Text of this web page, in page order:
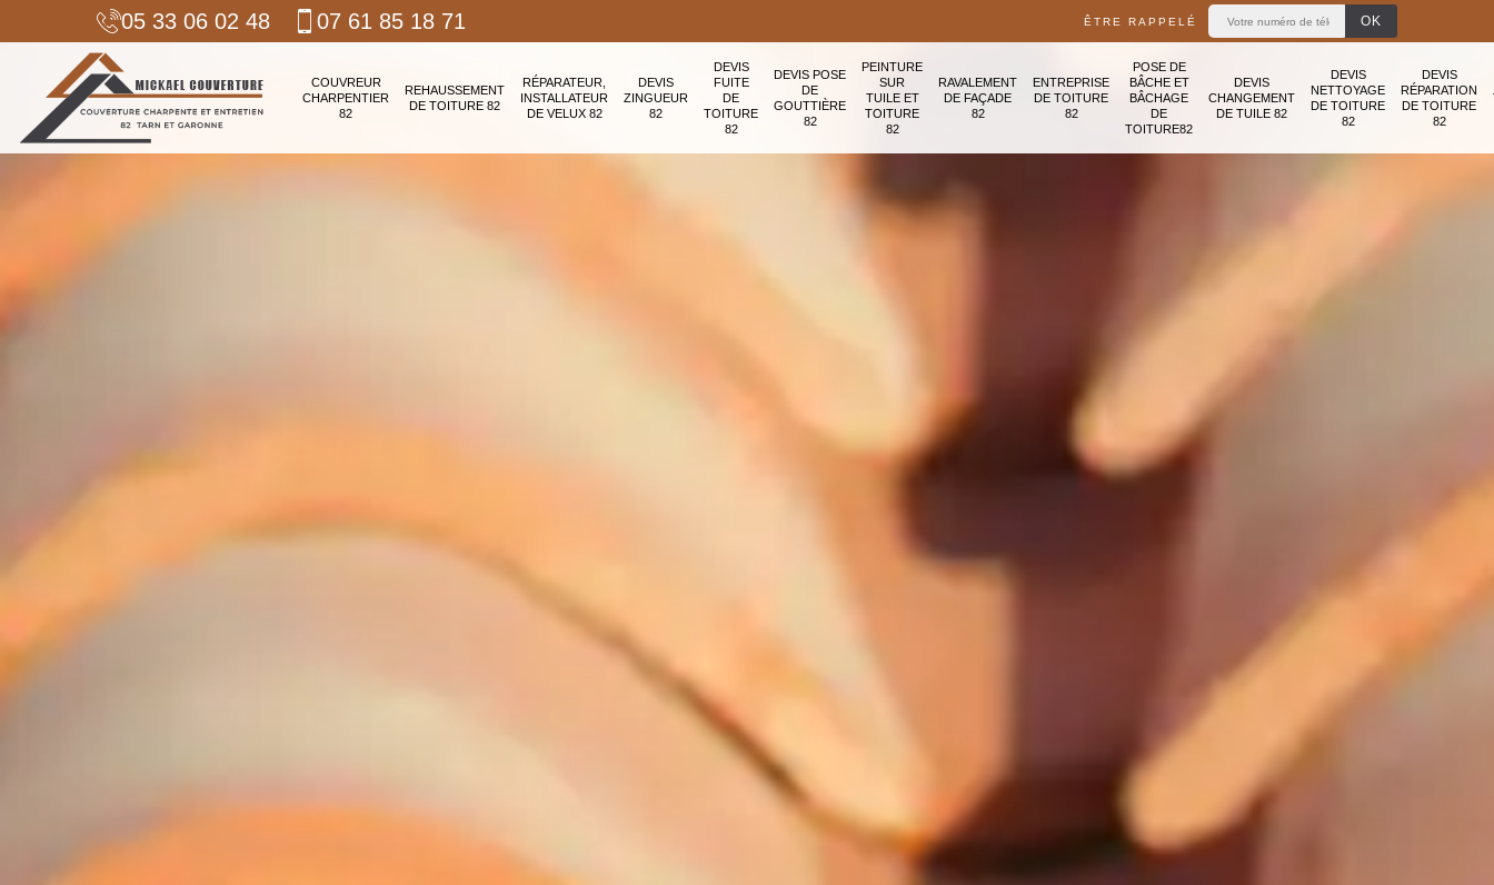
05 33 06 02 48 07 61 85 18 71 ÊTRE RAPPELÉ
COUVREUR
CHARPENTIER
82
REHAUSSEMENT
DE TOITURE 82
RÉPARATEUR,
INSTALLATEUR
DE VELUX 82
DEVIS
ZINGUEUR
82
DEVIS
FUITE
DE
TOITURE
82
DEVIS POSE
DE
GOUTTIÈRE
82
PEINTURE
SUR
TUILE ET
TOITURE
82
RAVALEMENT
DE FAÇADE
82
ENTREPRISE
DE TOITURE
82
POSE DE
BÂCHE ET
BÂCHAGE
DE
TOITURE82
DEVIS
CHANGEMENT
DE TUILE 82
DEVIS
NETTOYAGE
DE TOITURE
82
DEVIS
RÉPARATION
DE TOITURE
82